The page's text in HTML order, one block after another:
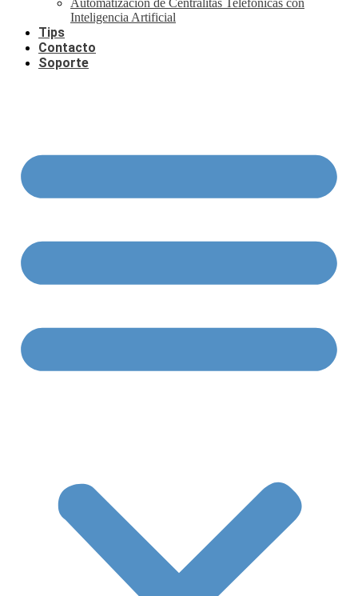
Automatización de Centralitas Telefónicas con
Inteligencia Artificial
Tips
Contacto
Soporte